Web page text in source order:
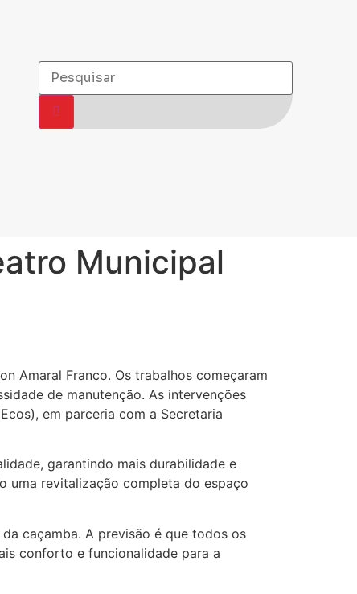
Municipal
Amaral Franco. Os trabalhos começaram
de manutenção. As intervenções
em parceria com a Secretaria
garantindo mais durabilidade e
uma revitalização completa do espaço
caçamba. A previsão é que todos os
conforto e funcionalidade para a